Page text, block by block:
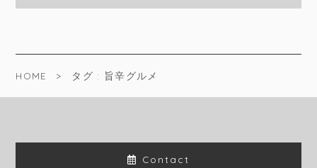
HOME タグ : 旨辛グルメ
Contact